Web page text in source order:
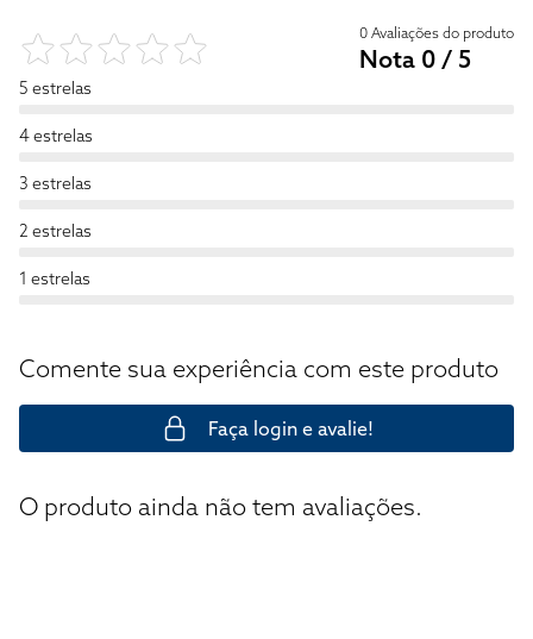
0 Avaliações do produto
Nota 0 / 5
5 estrelas
4 estrelas
3 estrelas
2 estrelas
1 estrelas
Comente sua experiência com este produto
Faça login e avalie!
O produto ainda não tem avaliações.